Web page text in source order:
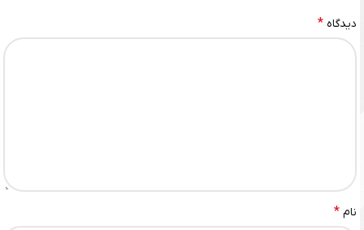
دیدگاه *
نام *